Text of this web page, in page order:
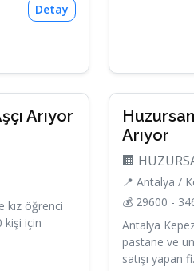
Detay
Arıyor
kız öğrenci
kişi için
Arıyor
🏢
📍 Antalya /
💰 29600 -
Antalya
pastane ve
satışı yapan